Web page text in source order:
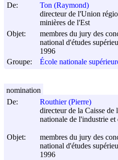
De:
Ton (Raymond)
directeur de l'Union
minières de l'Est
Objet:
membres du jury des
national d'études
1996
Groupe:
École nationale
De:
Routhier (Pierre)
directeur de la Caisse
nationale de l'industrie
Objet:
membres du jury des
national d'études
1996
nomination